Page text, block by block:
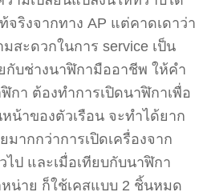
จริงจากทาง AP แต่คาดเดาว่า
มสะดวกในการ service เป็น
กับช่างนาฬิกามืออาชีพ ให้คำ
กา ต้องทำการเปิดนาฬิกาเพื่อ
น้าของตัวเรือน จะทำได้ยาก
มากกว่าการเปิดเครื่องจาก
ป และเมื่อเทียบกับนาฬิกา
น่าย ก็ใช้เคสแบบ 2 ชิ้นหมด